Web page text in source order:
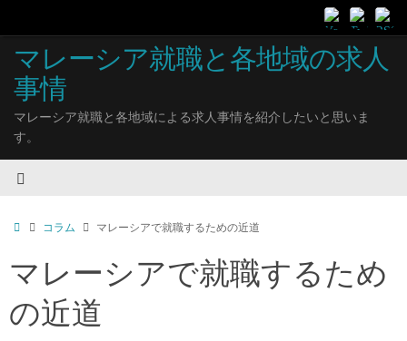
マレーシア就職と各地域の求人
事情
マレーシア就職と各地域による求人事情を紹介したいと思いま
す。
コラム マレーシアで就職するための近道
マレーシアで就職するため
の近道